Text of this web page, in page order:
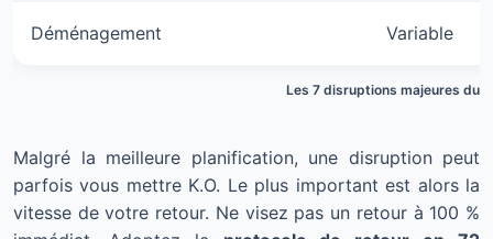
Les 7 disruptions majeures du
Déménagement Variable
Malgré la meilleure planification, une disruption peut
parfois vous mettre K.O. Le plus important est alors la
vitesse de votre retour. Ne visez pas un retour à 100 %